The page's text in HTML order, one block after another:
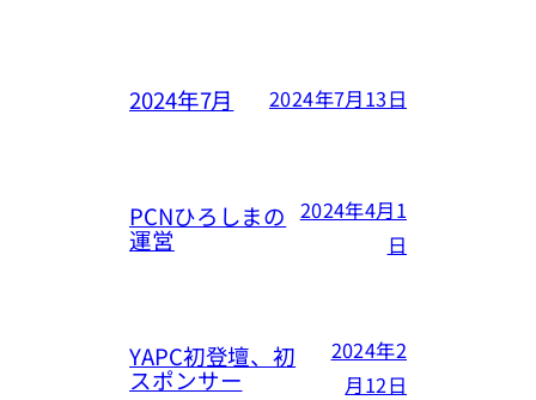
2024年7月 2024年7月13日
PCNひろしまの
運営
2024年4月1
日
YAPC初登壇、初
スポンサー
2024年2
月12日